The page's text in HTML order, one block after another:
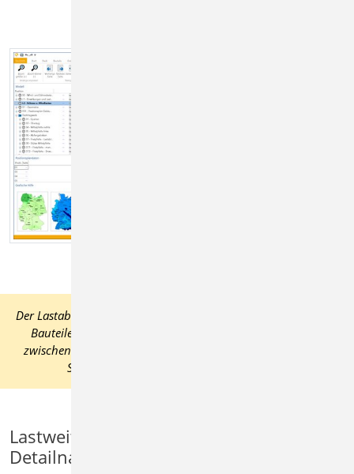
Der Lastabtrag ist optimiert für die Lastweiterleitung zwischen
Bauteilen. Angeboten wird der automatische Lastabtrag
zwischen typischen Bauteilverbindungen wie z.B. zwischen
Sparren und Pfette oder Träger auf Wand.
Lastweiterleitung mit einer Position zum
Detailnachweis